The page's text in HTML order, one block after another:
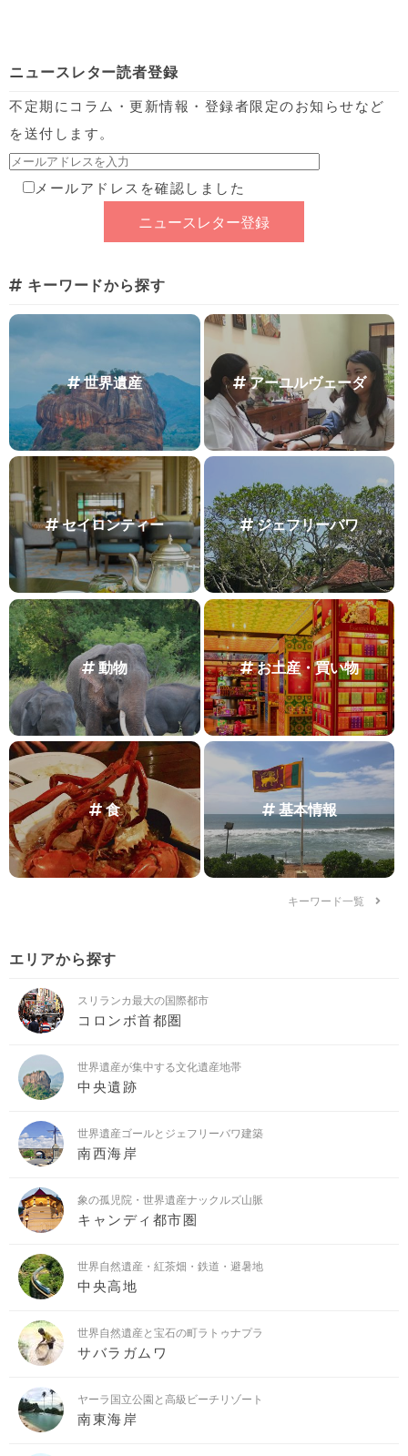
ニュースレター読者登録
不定期にコラム・更新情報・登録者限定のお知らせなど
を送付します。
メールアドレスを確認しました
キーワードから探す
世界遺産 アーユルヴェーダ
セイロンティー ジェフリーバワ
動物 お土産・買い物
食 基本情報
キーワード一覧
エリアから探す
スリランカ最大の国際都市
コロンボ首都圏
世界遺産が集中する文化遺産地帯
中央遺跡
世界遺産ゴールとジェフリーバワ建築
南西海岸
象の孤児院・世界遺産ナックルズ山脈
キャンディ都市圏
世界自然遺産・紅茶畑・鉄道・避暑地
中央高地
世界自然遺産と宝石の町ラトゥナプラ
サバラガムワ
ヤーラ国立公園と高級ビーチリゾート
南東海岸